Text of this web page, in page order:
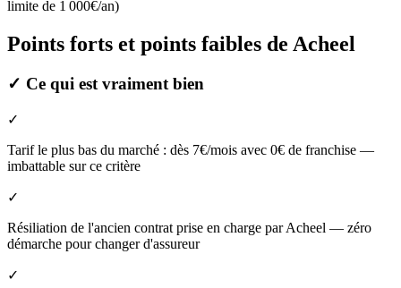
limite de 1 000€/an)
Points forts et points faibles de Acheel
✓ Ce qui est vraiment bien
✓
Tarif le plus bas du marché : dès 7€/mois avec 0€ de franchise —
imbattable sur ce critère
✓
Résiliation de l'ancien contrat prise en charge par Acheel — zéro
démarche pour changer d'assureur
✓